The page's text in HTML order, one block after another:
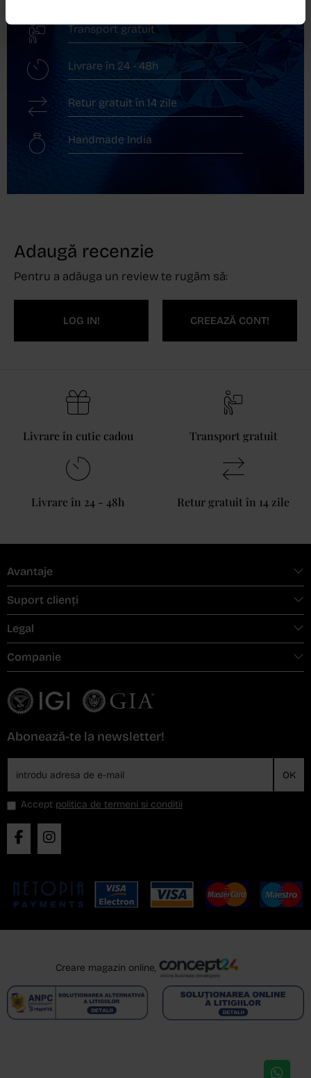
Transport gratuit
Livrare în 24 - 48h
Retur gratuit în 14 zile
Handmade India
Adaugă recenzie
Pentru a adăuga un review te rugăm să:
LOG IN! CREEAZĂ CONT!
Livrare în cutie cadou Transport gratuit
Livrare în 24 - 48h Retur gratuit în 14 zile
Avantaje
Suport clienți
Legal
Companie
Abonează-te la newsletter!
OK
Accept politica de termeni si conditii
Creare magazin online,